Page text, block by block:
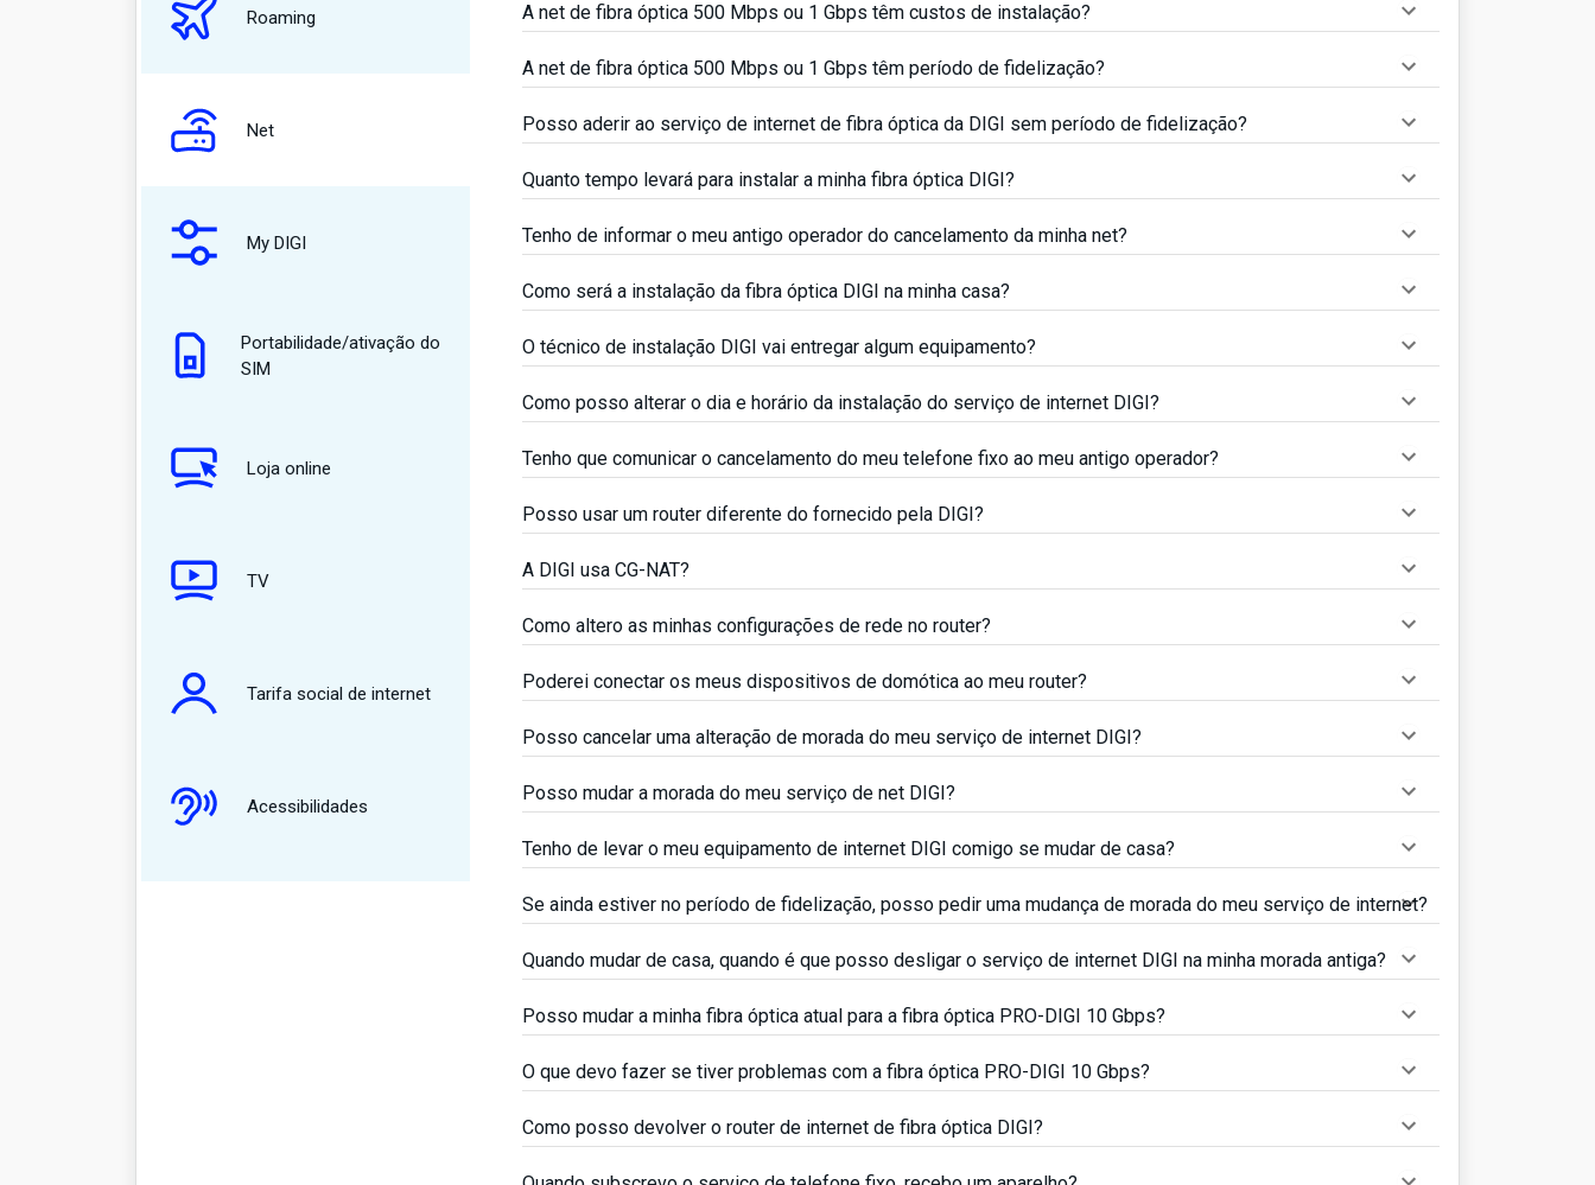
Roaming
Net
My DIGI
Portabilidade/ativação do
SIM
Loja online
TV
Tarifa social de internet
Acessibilidades
A net de fibra óptica 500 Mbps ou 1 Gbps têm custos de instalação?
A net de fibra óptica 500 Mbps ou 1 Gbps têm período de fidelização?
Posso aderir ao serviço de internet de fibra óptica da DIGI sem período de fidelização?
Quanto tempo levará para instalar a minha fibra óptica DIGI?
Tenho de informar o meu antigo operador do cancelamento da minha net?
Como será a instalação da fibra óptica DIGI na minha casa?
O técnico de instalação DIGI vai entregar algum equipamento?
Como posso alterar o dia e horário da instalação do serviço de internet DIGI?
Tenho que comunicar o cancelamento do meu telefone fixo ao meu antigo operador?
Posso usar um router diferente do fornecido pela DIGI?
A DIGI usa CG-NAT?
Como altero as minhas configurações de rede no router?
Poderei conectar os meus dispositivos de domótica ao meu router?
Posso cancelar uma alteração de morada do meu serviço de internet DIGI?
Posso mudar a morada do meu serviço de net DIGI?
Tenho de levar o meu equipamento de internet DIGI comigo se mudar de casa?
Se ainda estiver no período de fidelização, posso pedir uma mudança de morada do meu serviço de internet?
Quando mudar de casa, quando é que posso desligar o serviço de internet DIGI na minha morada antiga?
Posso mudar a minha fibra óptica atual para a fibra óptica PRO-DIGI 10 Gbps?
O que devo fazer se tiver problemas com a fibra óptica PRO-DIGI 10 Gbps?
Como posso devolver o router de internet de fibra óptica DIGI?